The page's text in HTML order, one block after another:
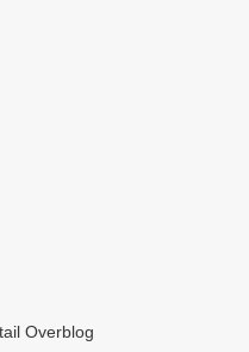
Overblog